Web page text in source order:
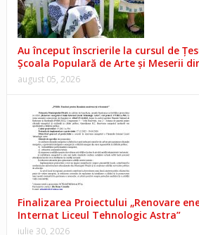
Au început înscrierile la cursul de
Școala Populară de Arte și Meserii
august 05, 2026
Finalizarea Proiectului „Renovare
Internat Liceul Tehnologic Astra”
iulie 30, 2026